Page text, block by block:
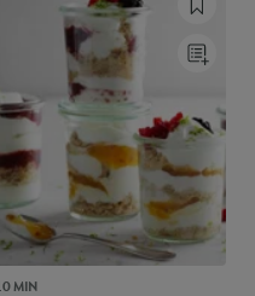
MIN